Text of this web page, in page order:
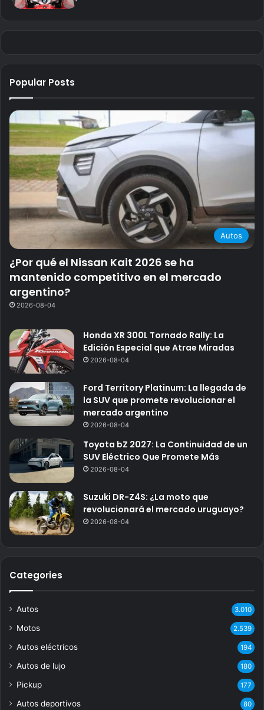
Popular Posts
Autos
¿Por qué el Nissan Kait 2026 se ha
mantenido competitivo en el mercado
argentino?
2026-08-04
Honda XR 300L Tornado Rally: La
Edición Especial que Atrae Miradas
2026-08-04
Ford Territory Platinum: La llegada de
la SUV que promete revolucionar el
mercado argentino
2026-08-04
Toyota bZ 2027: La Continuidad de un
SUV Eléctrico Que Promete Más
2026-08-04
Suzuki DR-Z4S: ¿La moto que
revolucionará el mercado uruguayo?
2026-08-04
Categories
Autos 3.010
Motos 2.539
Autos eléctricos 194
Autos de lujo 180
Pickup 177
Autos deportivos 80